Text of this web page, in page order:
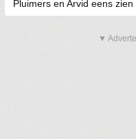
Pluimers en Arvid eens
▼